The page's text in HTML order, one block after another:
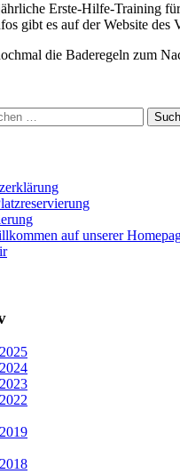
Erste-Hilfe-Training
gibt es auf der Website des
die Baderegeln zum
auf unserer